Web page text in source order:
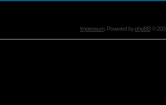
Impressum. Powered byphpBB©